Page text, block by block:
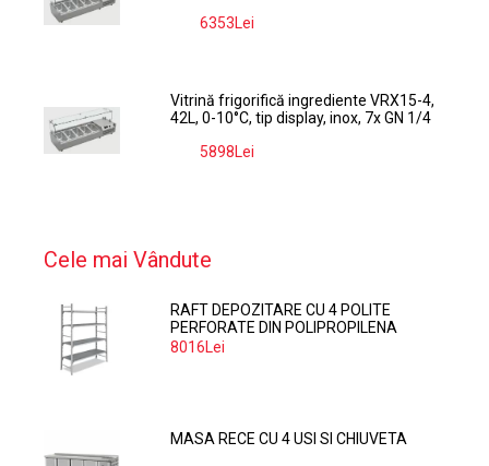
6353Lei
Vitrină frigorifică ingrediente VRX15-4,
42L, 0-10°C, tip display, inox, 7x GN 1/4
5898Lei
Cele mai Vândute
RAFT DEPOZITARE CU 4 POLITE
PERFORATE DIN POLIPROPILENA
374*60 CM
8016Lei
MASA RECE CU 4 USI SI CHIUVETA